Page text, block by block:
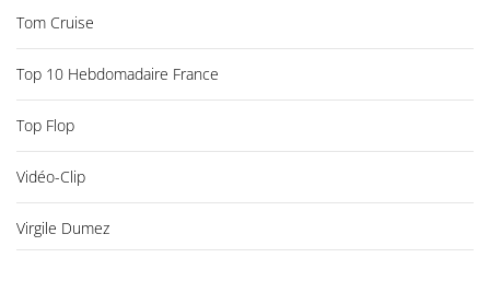
Tom Cruise
Top 10 Hebdomadaire France
Top Flop
Vidéo-Clip
Virgile Dumez